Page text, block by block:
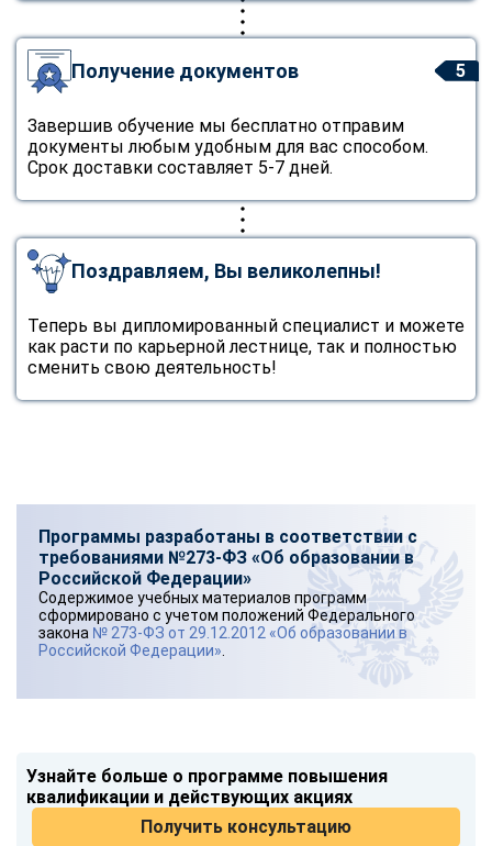
5
Получение документов
Завершив обучение мы бесплатно отправим
документы любым удобным для вас способом.
Срок доставки составляет 5-7 дней.
Поздравляем, Вы великолепны!
Теперь вы дипломированный специалист и можете
как расти по карьерной лестнице, так и полностью
сменить свою деятельность!
Программы разработаны в соответствии с
требованиями №273-ФЗ «Об образовании в
Российской Федерации»
Содержимое учебных материалов программ
сформировано с учетом положений Федерального
закона № 273-ФЗ от 29.12.2012 «Об образовании в
Российской Федерации»
Узнайте больше о программе повышения
квалификации и действующих акциях
Получить консультацию